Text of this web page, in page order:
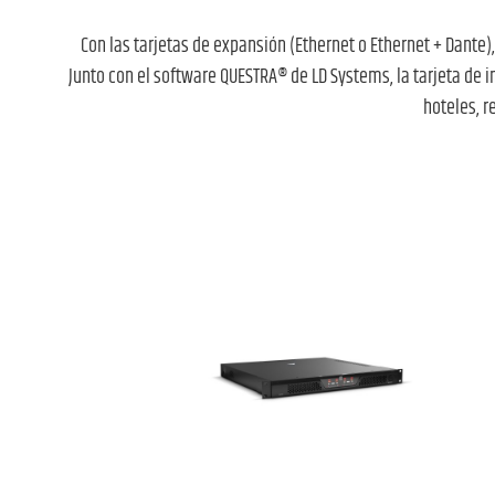
Con las tarjetas de expansión (Ethernet o Ethernet +
Junto con el software QUESTRA® de LD Systems, la tarjeta
hoteles,